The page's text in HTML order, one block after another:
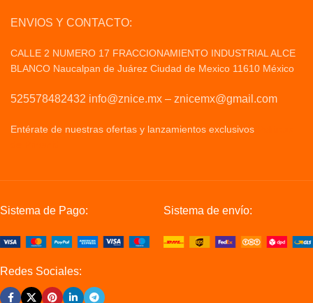
ENVIOS Y CONTACTO:
CALLE 2 NUMERO 17 FRACCIONAMIENTO INDUSTRIAL ALCE
BLANCO Naucalpan de Juárez Ciudad de Mexico 11610 México
525578482432 info@znice.mx – znicemx@gmail.com
Entérate de nuestras ofertas y lanzamientos exclusivos
Sistema de Pago: Sistema de envío:
Redes Sociales: